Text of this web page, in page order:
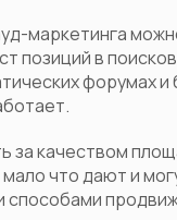
маркетинга
позиций в
форумах и
за качеством
что дают и
способами